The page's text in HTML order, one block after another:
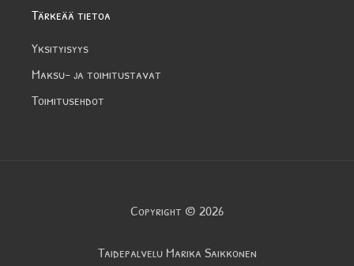
Tärkeää tietoa
Yksityisyys
Maksu- ja toimitustavat
Toimitusehdot
Copyright © 2026
Taidepalvelu Marika Saikkonen